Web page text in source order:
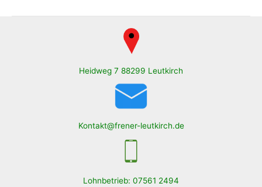
Heidweg 7 88299 Leutkirch
Kontakt@frener-leutkirch.de
Lohnbetrieb: 07561 2494